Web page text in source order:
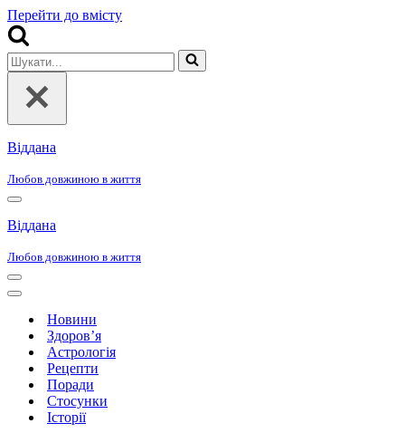
Перейти до вмісту
Шукати...
Віддана
Любов довжиною в життя
Меню
навігації
Віддана
Любов довжиною в життя
Меню
навігації
Меню
навігаціїНовини
Здоров’я
Астрологія
Рецепти
Поради
Стосунки
Історії